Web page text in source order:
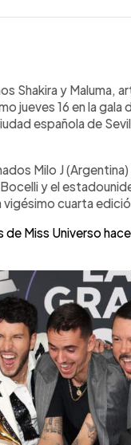
Shakira y Maluma,
jueves 16 en la
española de
Milo J
y el
cuarta
de Miss Universo